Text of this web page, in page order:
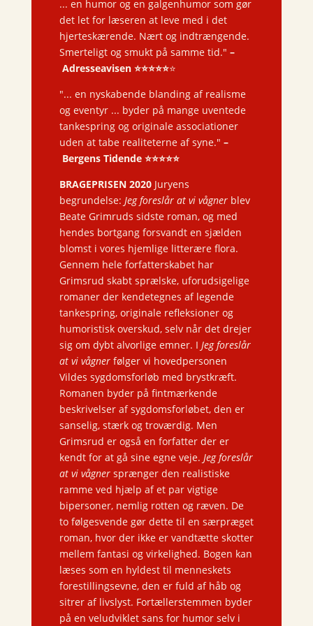
... en humor og en galgenhumor som gør
det let for læseren at leve med i det
hjerteskærende. Nært og indtrængende.
Smerteligt og smukt på samme tid." –
Adresseavisen ⭐️⭐️⭐️⭐️⭐️⭐️
"... en nyskabende blanding af realisme
og eventyr ... byder på mange uventede
tankespring og originale associationer
uden at tabe realiteterne af syne." –
Bergens Tidende ⭐️⭐️⭐️⭐️⭐️
BRAGEPRISEN 2020 Juryens
begrundelse: Jeg foreslår at vi vågner blev
Beate Grimruds sidste roman, og med
hendes bortgang forsvandt en sjælden
blomst i vores hjemlige litterære flora.
Gennem hele forfatterskabet har
Grimsrud skabt sprælske, uforudsigelige
romaner der kendetegnes af legende
tankespring, originale refleksioner og
humoristisk overskud, selv når det drejer
sig om dybt alvorlige emner. I Jeg foreslår
at vi vågner følger vi hovedpersonen
Vildes sygdomsforløb med brystkræft.
Romanen byder på fintmærkende
beskrivelser af sygdomsforløbet, den er
sanselig, stærk og troværdig. Men
Grimsrud er også en forfatter der er
kendt for at gå sine egne veje. Jeg foreslår
at vi vågner sprænger den realistiske
ramme ved hjælp af et par vigtige
bipersoner, nemlig rotten og ræven. De
to følgesvende gør dette til en særpræget
roman, hvor der ikke er vandtætte skotter
mellem fantasi og virkelighed. Bogen kan
læses som en hyldest til menneskets
forestillingsevne, den er fuld af håb og
sitrer af livslyst. Fortællerstemmen byder
på en veludviklet sans for humor selv i